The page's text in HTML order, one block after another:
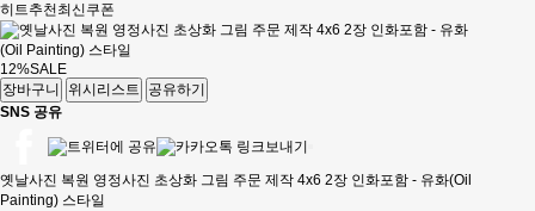
히트추천최신쿠폰
12%SALE
장바구니
위시리스트
공유하기
SNS 공유
옛날사진 복원 영정사진 초상화 그림 주문 제작 4x6 2장 인화포함 - 유화(Oil
Painting) 스타일